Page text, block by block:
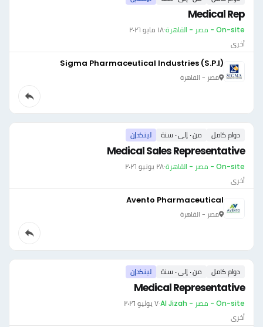
Medical Rep
On-site - مصر - القاهرة ·١٨ مايو ٢٠٢٦
أخرى
Sigma Pharmaceutical Industries (S.P.I)
مصر - القاهرة
دوام كامل من ٠ إلى ٠ سنة لينكدإن
Medical Sales Representative
On-site - مصر - القاهرة ·٢٨ يونيو ٢٠٢٦
أخرى
Avento Pharmaceutical
مصر - القاهرة
دوام كامل من ٠ إلى ٠ سنة لينكدإن
Medical Representative
On-site - مصر - Al Jizah ·٧ يوليو ٢٠٢٦
أخرى